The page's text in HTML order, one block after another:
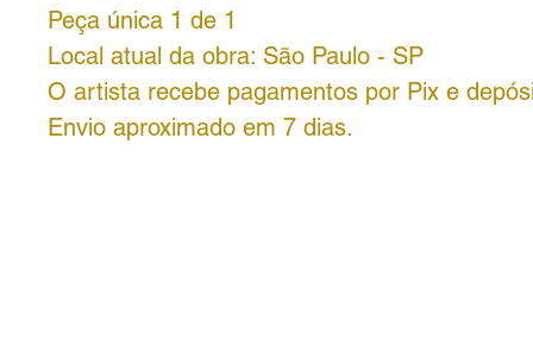
Peça única 1 de 1
Local atual da obra: São Paulo - SP
O artista recebe pagamentos por Pix e
Envio aproximado em 7 dias.